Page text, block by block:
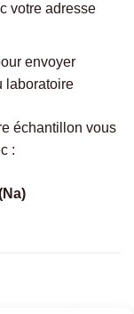
votre adresse
envoyer
laboratoire
échantillon vous
: